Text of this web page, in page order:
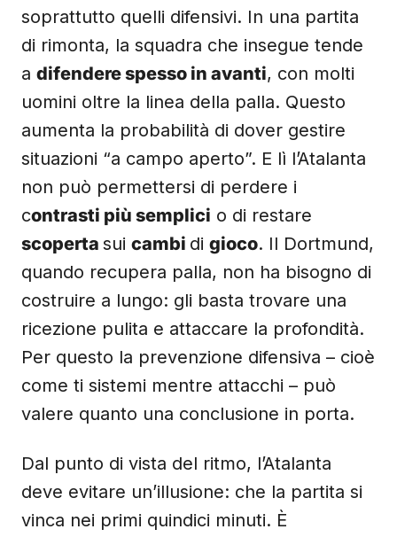
soprattutto quelli difensivi. In una partita
di rimonta, la squadra che insegue tende
a difendere spesso in avanti, con molti
uomini oltre la linea della palla. Questo
aumenta la probabilità di dover gestire
situazioni “a campo aperto”. E lì l’Atalanta
non può permettersi di perdere i
contrasti più semplici o di restare
scoperta sui cambi di gioco. Il Dortmund,
quando recupera palla, non ha bisogno di
costruire a lungo: gli basta trovare una
ricezione pulita e attaccare la profondità.
Per questo la prevenzione difensiva – cioè
come ti sistemi mentre attacchi – può
valere quanto una conclusione in porta.
Dal punto di vista del ritmo, l’Atalanta
deve evitare un’illusione: che la partita si
vinca nei primi quindici minuti. È